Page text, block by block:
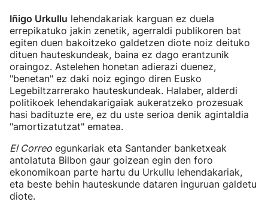
Iñigo Urkullu lehendakariak karguan ez duela
errepikatuko jakin zenetik, agerraldi publikoren bat
egiten duen bakoitzeko galdetzen diote noiz deituko
dituen hauteskundeak, baina ez dago erantzunik
oraingoz. Astelehen honetan adierazi duenez,
"benetan" ez daki noiz egingo diren Eusko
Legebiltzarrerako hauteskundeak. Halaber, alderdi
politikoek lehendakarigaiak aukeratzeko prozesuak
hasi badituzte ere, ez du uste serioa denik agintaldia
"amortizatutzat" ematea.
El Correo egunkariak eta Santander banketxeak
antolatuta Bilbon gaur goizean egin den foro
ekonomikoan parte hartu du Urkullu lehendakariak,
eta beste behin hauteskunde dataren inguruan galdetu
diote.